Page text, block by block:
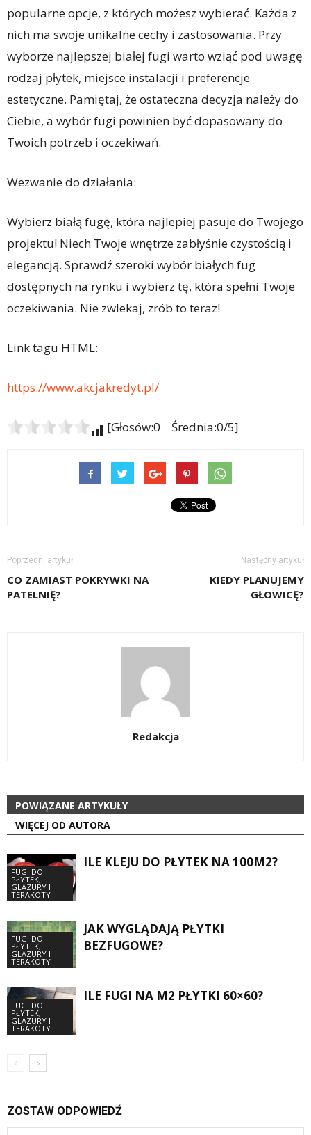
popularne opcje, z których możesz wybierać. Każda z
nich ma swoje unikalne cechy i zastosowania. Przy
wyborze najlepszej białej fugi warto wziąć pod uwagę
rodzaj płytek, miejsce instalacji i preferencje
estetyczne. Pamiętaj, że ostateczna decyzja należy do
Ciebie, a wybór fugi powinien być dopasowany do
Twoich potrzeb i oczekiwań.
Wezwanie do działania:
Wybierz białą fugę, która najlepiej pasuje do Twojego
projektu! Niech Twoje wnętrze zabłyśnie czystością i
elegancją. Sprawdź szeroki wybór białych fug
dostępnych na rynku i wybierz tę, która spełni Twoje
oczekiwania. Nie zwlekaj, zrób to teraz!
Link tagu HTML:
https://www.akcjakredyt.pl/
[Głosów:0 Średnia:0/5]
Poprzedni artykuł
CO ZAMIAST POKRYWKI NA
PATELNIĘ?
Następny artykuł
KIEDY PLANUJEMY
GŁOWICĘ?
Redakcja
POWIĄZANE ARTYKUŁY
WIĘCEJ OD AUTORA
FUGI DO
PŁYTEK,
GLAZURY I
TERAKOTY
ILE KLEJU DO PŁYTEK NA 100M2?
FUGI DO
PŁYTEK,
GLAZURY I
TERAKOTY
JAK WYGLĄDAJĄ PŁYTKI
BEZFUGOWE?
FUGI DO
PŁYTEK,
GLAZURY I
TERAKOTY
ILE FUGI NA M2 PŁYTKI 60×60?
ZOSTAW ODPOWIEDŹ